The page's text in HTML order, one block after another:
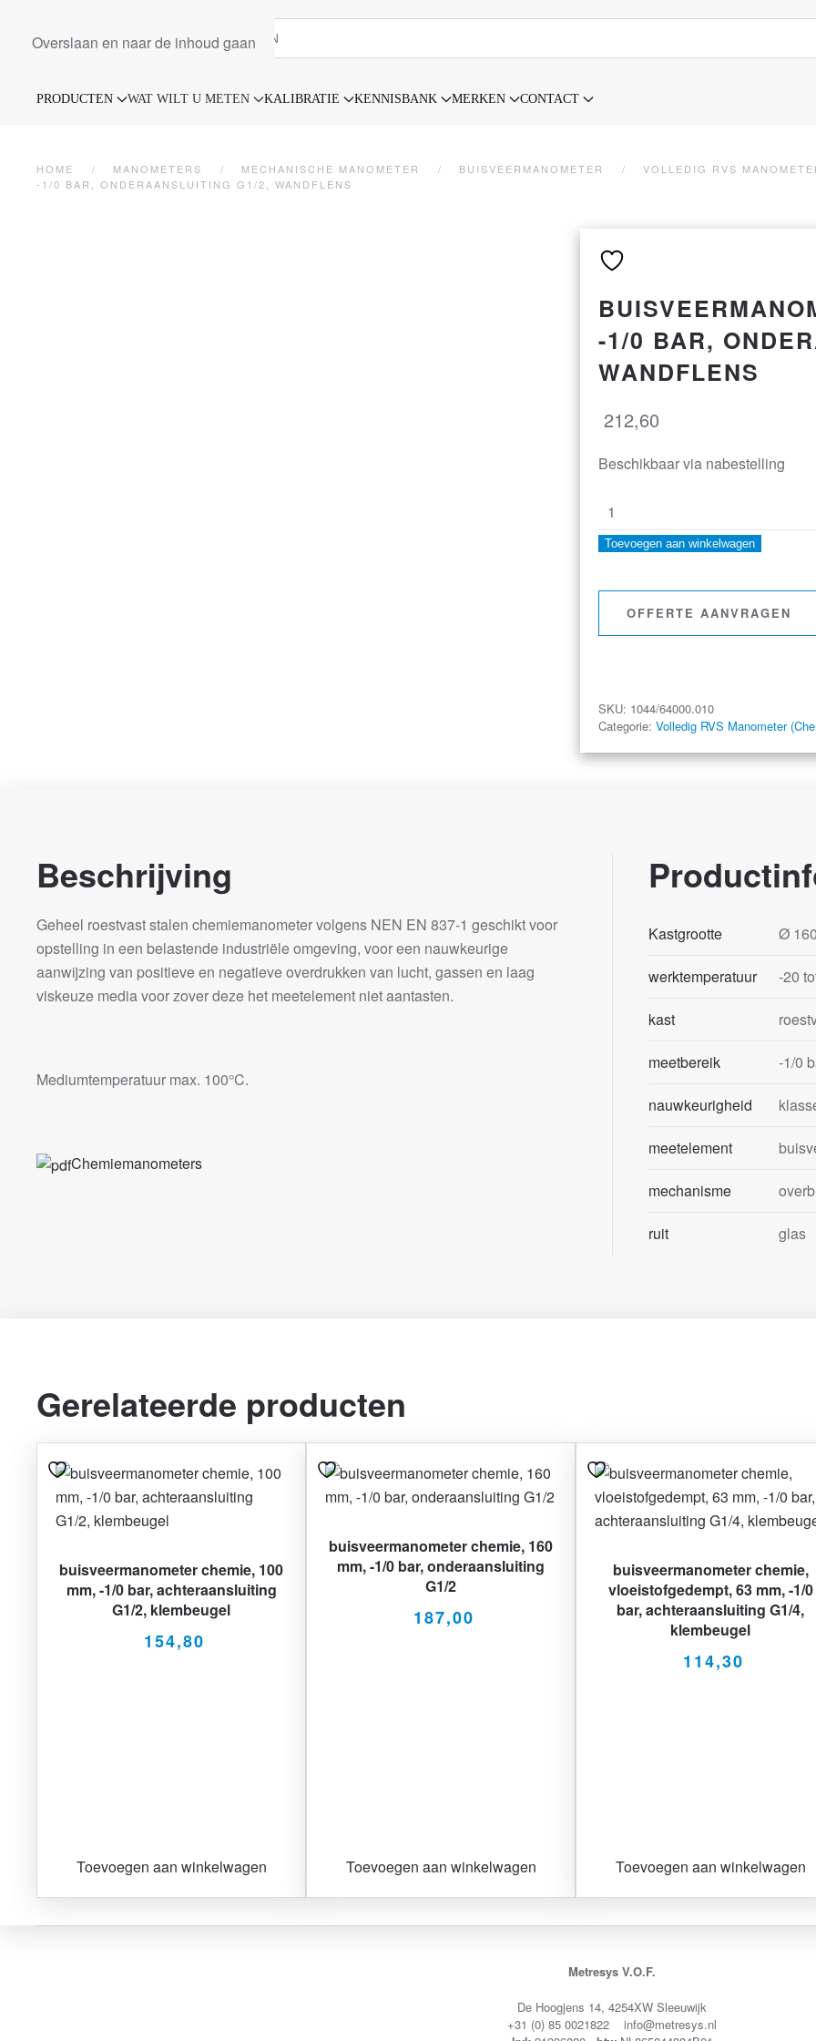
Overslaan en naar de inhoud gaan
PRODUCTEN WAT WILT U METEN KALIBRATIE KENNISBANK MERKEN CONTACT
HOME MANOMETERS MECHANISCHE MANOMETER BUISVEERMANOMETER
VOLLEDIG RVS
-1/0 BAR, ONDERAANSLUITING G1/2, WANDFLENS
-1/0 BAR,
WANDFLENS
212,60
Beschikbaar via nabestelling
buisveermanometer
chemie,
mm,
bar,
wandflens
aantal
Toevoegen aan winkelwagen
OFFERTE AANVRAGEN
SKU: 1044/64000.010
Categorie: Volledig RVS Manometer
Beschrijving
Geheel roestvast stalen chemiemanometer volgens NEN EN 837-1 geschikt voor
opstelling in een belastende industriële omgeving, voor een nauwkeurige
aanwijzing van positieve en negatieve overdrukken van lucht, gassen en laag
viskeuze media voor zover deze het meetelement niet aantasten.
Mediumtemperatuur max. 100°C.
Chemiemanometers
Kastgrootte Ø
werktemperatuur -20
kast
meetbereik -1/0
nauwkeurigheid
meetelement
mechanisme
ruit glas
Gerelateerde producten
buisveermanometer chemie, 100
mm, -1/0 bar, achteraansluiting
G1/2, klembeugel
154,80
Toevoegen aan winkelwagen
buisveermanometer chemie, 160
mm, -1/0 bar, onderaansluiting
G1/2
187,00
Toevoegen aan winkelwagen
buisveermanometer chemie,
vloeistofgedempt, 63 mm, -1/0
bar, achteraansluiting G1/4,
klembeugel
114,30
Toevoegen aan winkelwagen
Metresys V.O.F.
De Hoogjens 14, 4254XW Sleeuwijk
+31 (0) 85 0021822 info@metresys.nl